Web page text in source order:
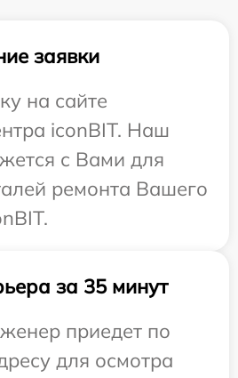
заявки
на сайте
iconBIT. Наш
с Вами для
ремонта Вашего
за 35 минут
приедет по
для осмотра